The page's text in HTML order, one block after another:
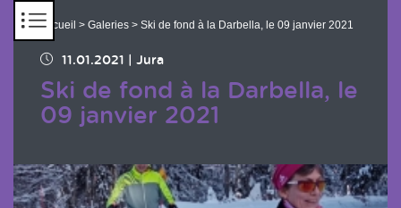
Accueil > Galeries > Ski de fond à la Darbella, le 09 janvier 2021
11.01.2021 Jura
Ski de fond à la Darbella, le
09 janvier 2021
Chargement des images en cours...